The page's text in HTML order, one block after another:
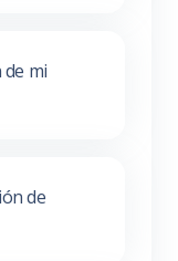
de mi
de